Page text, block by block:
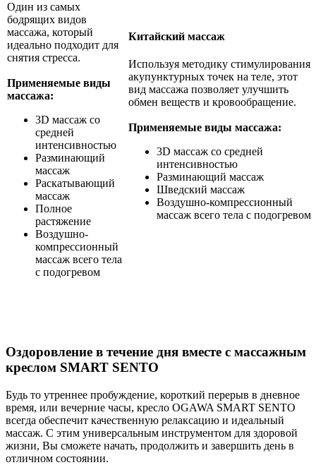
Один из самых
бодрящих видов
массажа, который
идеально подходит для
снятия стресса.
Применяемые виды
массажа:
3D массаж со
средней
интенсивностью
Разминающий
массаж
Раскатывающий
массаж
Полное
растяжение
Воздушно-
компрессионный
массаж всего тела
с подогревом
Китайский массаж
Используя методику стимулирования
акупунктурных точек на теле, этот
вид массажа позволяет улучшить
обмен веществ и кровообращение.
Применяемые виды массажа:
3D массаж со средней
интенсивностью
Разминающий массаж
Шведский массаж
Воздушно-компрессионный
массаж всего тела с подогревом
Оздоровление в течение дня вместе с массажным
креслом SMART SENTO
Будь то утреннее пробуждение, короткий перерыв в дневное
время, или вечерние часы, кресло OGAWA SMART SENTO
всегда обеспечит качественную релаксацию и идеальный
массаж. С этим универсальным инструментом для здоровой
жизни, Вы сможете начать, продолжить и завершить день в
отличном состоянии.